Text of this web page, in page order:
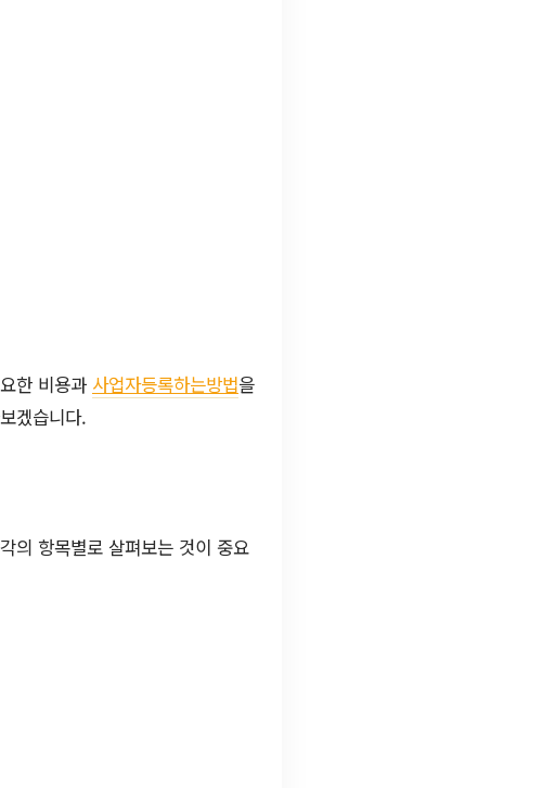
한 비용과 사업자등록하는방법을
겠습니다.
의 항목별로 살펴보는 것이 중요